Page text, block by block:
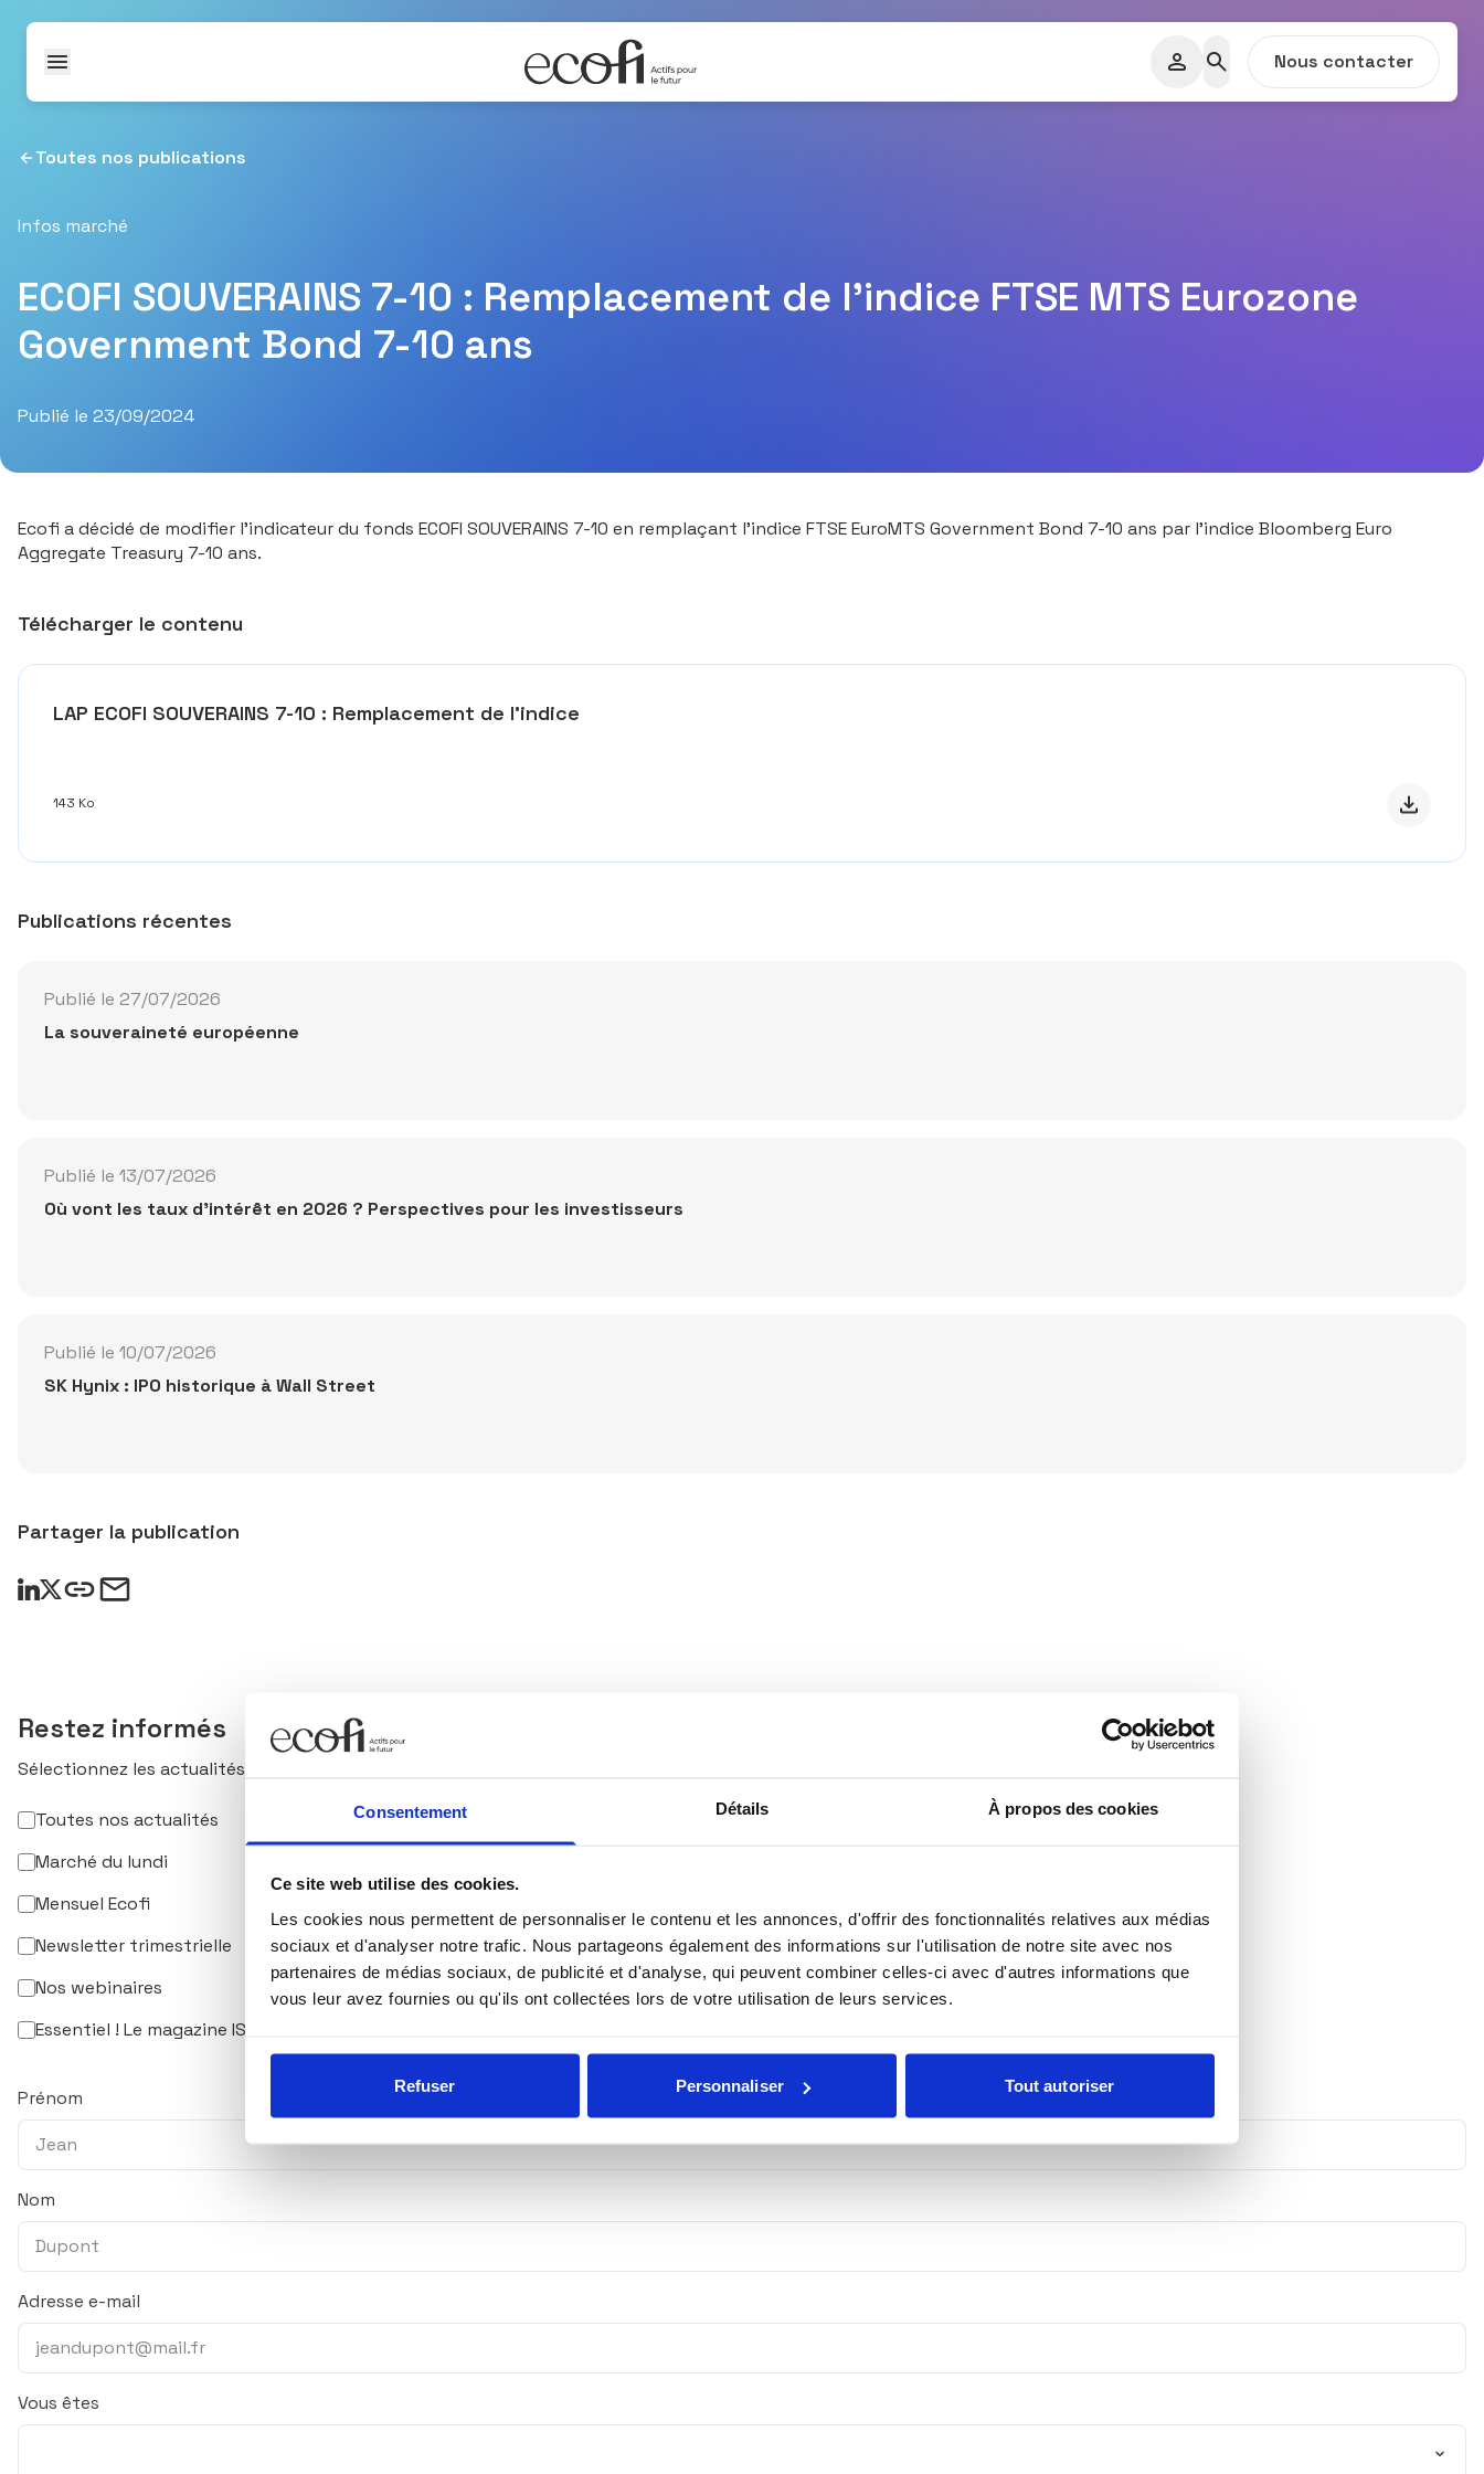
Consentement Détails À propos des cookies
Ce site web utilise des cookies.
Les cookies nous permettent de personnaliser le contenu et les annonces, d'offrir des fonctionnalités relatives aux médias
sociaux et d'analyser notre trafic. Nous partageons également des informations sur l'utilisation de notre site avec nos
partenaires de médias sociaux, de publicité et d'analyse, qui peuvent combiner celles-ci avec d'autres informations que
vous leur avez fournies ou qu'ils ont collectées lors de votre utilisation de leurs services.
Refuser Personnaliser Tout autoriser
Nous contacter
Toutes nos publications
Infos marché
ECOFI SOUVERAINS 7-10 : Remplacement de l’indice FTSE MTS Eurozone
Government Bond 7-10 ans
Publié le 23/09/2024
Ecofi a décidé de modifier l’indicateur du fonds ECOFI SOUVERAINS 7-10 en remplaçant l’indice FTSE EuroMTS Government Bond 7-10 ans par l’indice Bloomberg Euro
Aggregate Treasury 7-10 ans.
Télécharger le contenu
LAP ECOFI SOUVERAINS 7-10 : Remplacement de l’indice
143 Ko Télécharger
Publications récentes
Publié le 27/07/2026
La souveraineté européenne
Publié le 13/07/2026
Où vont les taux d'intérêt en 2026 ? Perspectives pour les investisseurs
Publié le 10/07/2026
SK Hynix : IPO historique à Wall Street
Partager la publication
Restez informés
Sélectionnez les actualités qui vous intéressent et abonnez-vous pour les recevoir en exclusivité.
Toutes nos actualités
Marché du lundi
Mensuel Ecofi
Newsletter trimestrielle
Nos webinaires
Essentiel ! Le magazine ISR & solidaire
Prénom
Nom
Adresse e-mail
Vous êtes